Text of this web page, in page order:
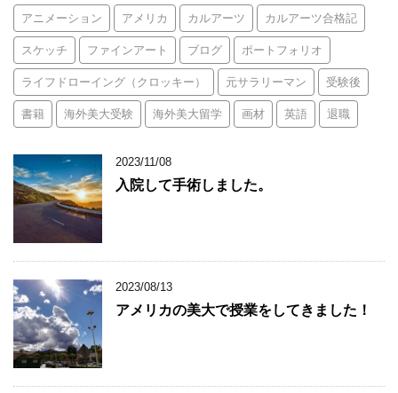
アニメーション アメリカ カルアーツ カルアーツ合格記
スケッチ ファインアート ブログ ポートフォリオ
ライフドローイング（クロッキー） 元サラリーマン 受験後
書籍 海外美大受験 海外美大留学 画材 英語 退職
2023/11/08
入院して手術しました。
2023/08/13
アメリカの美大で授業をしてきました！